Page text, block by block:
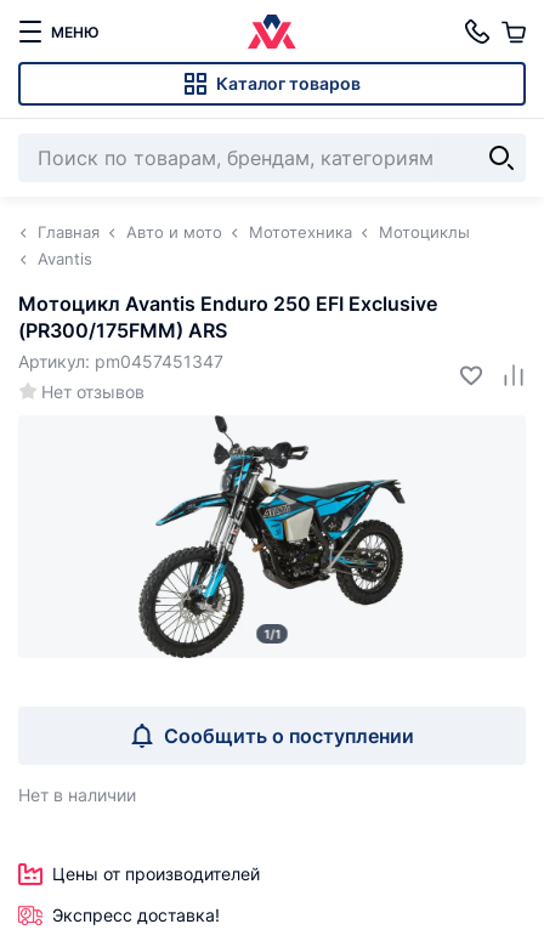
МЕНЮ
Каталог товаров
Главная Авто и мото Мототехника
Мотоциклы
Avantis
Мотоцикл Avantis Enduro 250 EFI Exclusive
(PR300/175FMM) ARS
Нет отзывов
Артикул: pm0457451347
1/1
Сообщить о поступлении
Нет в наличии
Цены от производителей
Экспресс доставка!